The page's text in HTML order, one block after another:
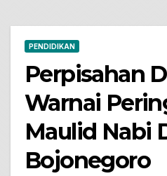
PENDIDIKAN
Perpisahan
Warnai
Maulid Nabi
Bojonegoro